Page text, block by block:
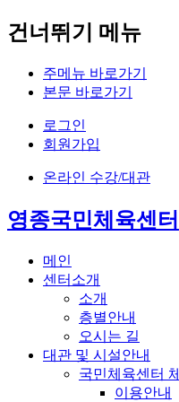
건너뛰기 메뉴
주메뉴 바로가기
본문 바로가기
로그인
회원가입
온라인 수강/대관
영종국민체육센터
메인
센터소개
소개
층별안내
오시는 길
대관 및 시설안내
국민체육센터
이용안내